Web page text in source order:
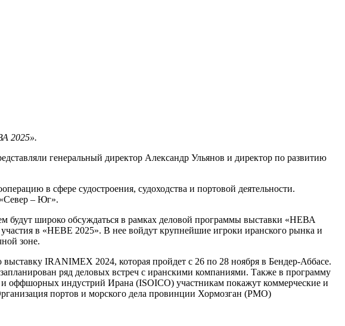
2025».
генеральный директор Александр Ульянов и директор по развитию
в сфере судостроения, судоходства и портовой деятельности.
– Юг».
будут широко обсуждаться в рамках деловой программы выставки «НЕВА
в «НЕВЕ 2025». В нее войдут крупнейшие игроки иранского рынка и
зоне.
IRANIMEX 2024, которая пройдет с 26 по 28 ноября в Бендер-Аббасе.
ряд деловых встреч с иранскими компаниями. Также в программу
оффшорных индустрий Ирана (ISOICO) участникам покажут коммерческие и
портов и морского дела провинции Хормозган (PMO)